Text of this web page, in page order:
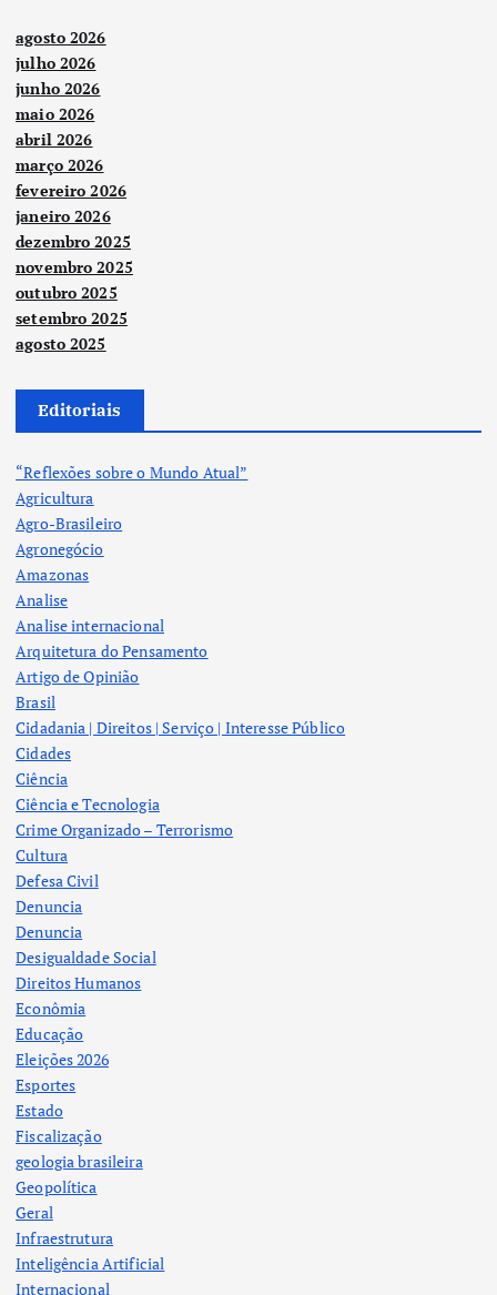
agosto 2026
julho 2026
junho 2026
maio 2026
abril 2026
março 2026
fevereiro 2026
janeiro 2026
dezembro 2025
novembro 2025
outubro 2025
setembro 2025
agosto 2025
Editoriais
“Reflexões sobre o Mundo Atual”
Agricultura
Agro-Brasileiro
Agronegócio
Amazonas
Analise
Analise internacional
Arquitetura do Pensamento
Artigo de Opinião
Brasil
Cidadania | Direitos | Serviço | Interesse Público
Cidades
Ciência
Ciência e Tecnologia
Crime Organizado – Terrorismo
Cultura
Defesa Civil
Denuncia
Denuncia
Desigualdade Social
Direitos Humanos
Econômia
Educação
Eleições 2026
Esportes
Estado
Fiscalização
geologia brasileira
Geopolítica
Geral
Infraestrutura
Inteligência Artificial
Internacional